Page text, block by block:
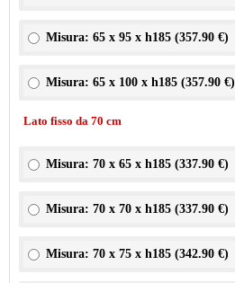
Misura: 65 x 95 x h185 (357.90 €)
Misura: 65 x 100 x h185 (357.90 €)
Lato fisso da 70 cm
Misura: 70 x 65 x h185 (337.90 €)
Misura: 70 x 70 x h185 (337.90 €)
Misura: 70 x 75 x h185 (342.90 €)